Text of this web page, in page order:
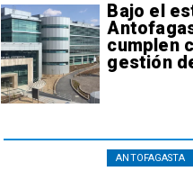
Bajo el
cumplen
gestión
ANTOFAGASTA